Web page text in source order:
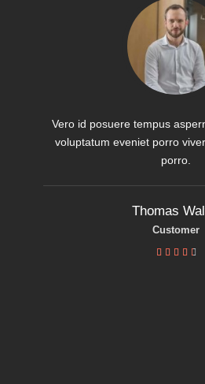
Vero id posuere tempus
voluptatum eveniet porro
porro.
Thomas
Customer
    